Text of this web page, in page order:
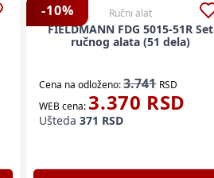
-10% Ručni alat
FIELDMANN FDG 5015-51R Set
ručnog alata (51 dela)
Cena na odloženo:3.741 RSD
WEB cena:3.370 RSD
Ušteda 371 RSD